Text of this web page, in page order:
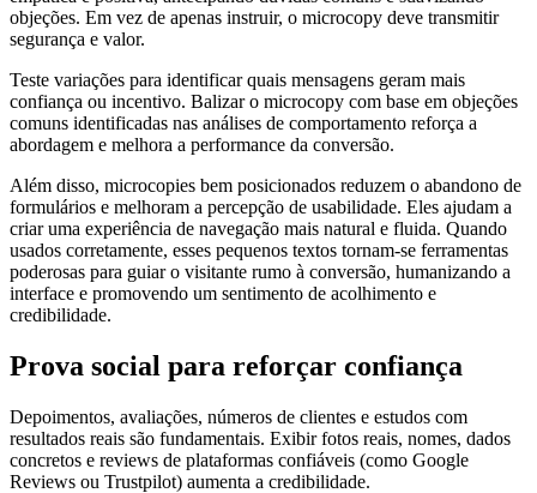
objeções. Em vez de apenas instruir, o microcopy deve transmitir
segurança e valor.
Teste variações para identificar quais mensagens geram mais
confiança ou incentivo. Balizar o microcopy com base em objeções
comuns identificadas nas análises de comportamento reforça a
abordagem e melhora a performance da conversão.
Além disso, microcopies bem posicionados reduzem o abandono de
formulários e melhoram a percepção de usabilidade. Eles ajudam a
criar uma experiência de navegação mais natural e fluida. Quando
usados corretamente, esses pequenos textos tornam-se ferramentas
poderosas para guiar o visitante rumo à conversão, humanizando a
interface e promovendo um sentimento de acolhimento e
credibilidade.
Prova social para reforçar confiança
Depoimentos, avaliações, números de clientes e estudos com
resultados reais são fundamentais. Exibir fotos reais, nomes, dados
concretos e reviews de plataformas confiáveis (como Google
Reviews ou Trustpilot) aumenta a credibilidade.